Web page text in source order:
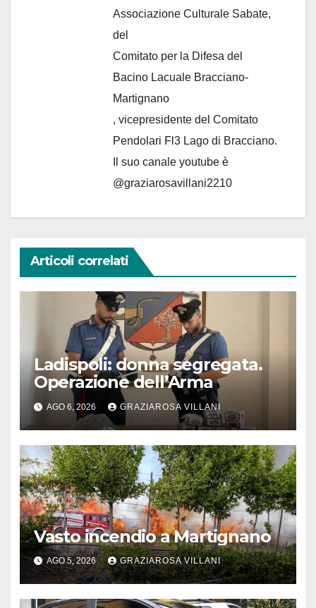
Associazione Culturale Sabate,
del
Comitato per la Difesa del
Bacino Lacuale Bracciano-
Martignano
, vicepresidente del Comitato
Pendolari Fl3 Lago di Bracciano.
Il suo canale youtube è
@graziarosavillani2210
Articoli correlati
Ladispoli: donna segregata.
Operazione dell’Arma
AGO 6, 2026 GRAZIAROSA VILLANI
Vasto incendio a Martignano
AGO 5, 2026 GRAZIAROSA VILLANI